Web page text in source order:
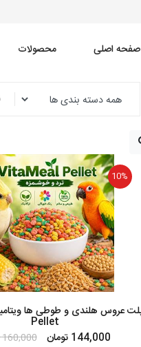
صفحه اصلی محصولات
10%
Pellet
144,000 تومان
160,000 تومان